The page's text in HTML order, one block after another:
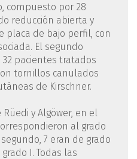
compuesto por 28
reducción abierta y
placa de bajo perfil, con
El segundo
pacientes tratados
tornillos canulados
de Kirschner.
y Algöwer, en el
al grado
7 eran de grado
I. Todas las